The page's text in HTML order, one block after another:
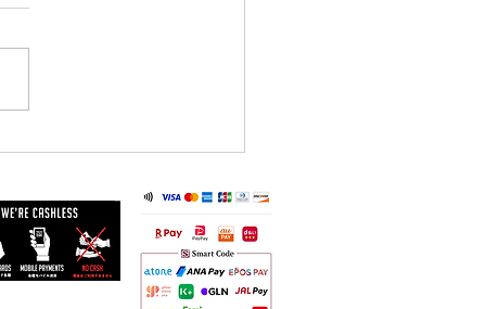
影響が予想されるため、 6
すが、何卒ご理解いただけ
す。 今後の天候状況によ
が生じる場合は、改めてご
せていただきます。 皆さ
うぞお気をつけてお過ごし
い。 Laboratorio dal mare